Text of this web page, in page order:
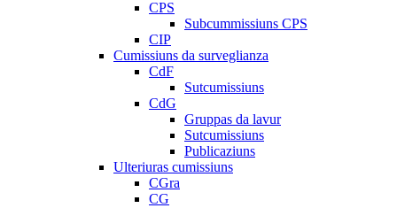
CPS
Subcummissiuns CPS
CIP
Cumissiuns da surveglianza
CdF
Sutcumissiuns
CdG
Gruppas da lavur
Sutcumissiuns
Publicaziuns
Ulteriuras cumissiuns
CGra
CG